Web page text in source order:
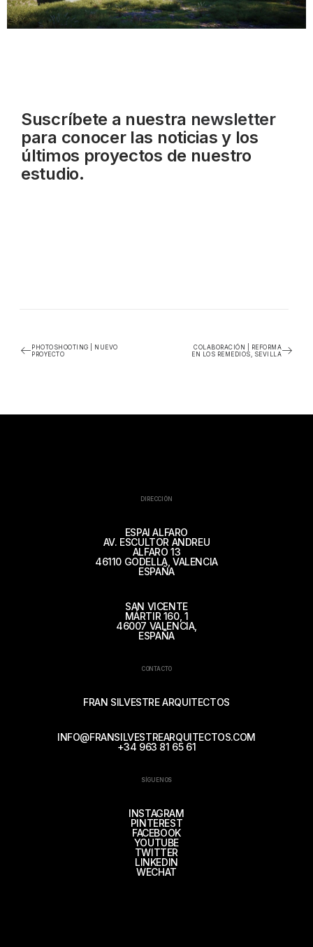
Suscríbete a nuestra newsletter
para conocer las noticias y los
últimos proyectos de nuestro
estudio.
PHOTOSHOOTING | NUEVO
PROYECTO
COLABORACIÓN | REFORMA
EN LOS REMEDIOS, SEVILLA
DIRECCIÓN
ESPAI ALFARO
AV. ESCULTOR ANDREU
ALFARO 13
46110 GODELLA, VALENCIA
ESPAÑA
SAN VICENTE
MÁRTIR 160, 1
46007 VALENCIA,
ESPAÑA
CONTACTO
FRAN SILVESTRE ARQUITECTOS
INFO@FRANSILVESTREARQUITECTOS.COM
+34 963 81 65 61
SÍGUENOS
INSTAGRAM
PINTEREST
FACEBOOK
YOUTUBE
TWITTER
LINKEDIN
WECHAT